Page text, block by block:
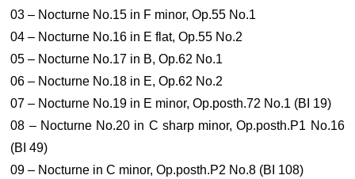
03 – Nocturne No.15 in F minor, Op.55 No.1
04 – Nocturne No.16 in E flat, Op.55 No.2
05 – Nocturne No.17 in B, Op.62 No.1
06 – Nocturne No.18 in E, Op.62 No.2
07 – Nocturne No.19 in E minor, Op.posth.72 No.1 (BI 19)
08 – Nocturne No.20 in C sharp minor, Op.posth.P1 No.16
(BI 49)
09 – Nocturne in C minor, Op.posth.P2 No.8 (BI 108)